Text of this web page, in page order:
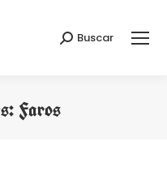
Search:
Buscar
Faros